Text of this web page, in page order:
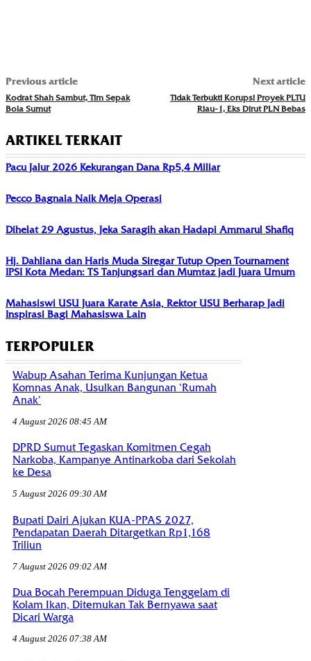
Previous article
Kodrat Shah Sambut, Tim Sepak
Bola Sumut
Next article
Tidak Terbukti Korupsi Proyek PLTU
Riau-1, Eks Dirut PLN Bebas
ARTIKEL TERKAIT
Pacu Jalur 2026 Kekurangan Dana Rp5,4 Miliar
Pecco Bagnaia Naik Meja Operasi
Dihelat 29 Agustus, Jeka Saragih akan Hadapi Ammarul Shafiq
Hj. Dahliana dan Haris Muda Siregar Tutup Open Tournament
IPSI Kota Medan: TS Tanjungsari dan Mumtaz jadi Juara Umum
Mahasiswi USU Juara Karate Asia, Rektor USU Berharap Jadi
Inspirasi Bagi Mahasiswa Lain
TERPOPULER
Wabup Asahan Terima Kunjungan Ketua
Komnas Anak, Usulkan Bangunan ‘Rumah
Anak’
4 August 2026 08:45 AM
DPRD Sumut Tegaskan Komitmen Cegah
Narkoba, Kampanye Antinarkoba dari Sekolah
ke Desa
5 August 2026 09:30 AM
Bupati Dairi Ajukan KUA-PPAS 2027,
Pendapatan Daerah Ditargetkan Rp1,168
Triliun
7 August 2026 09:02 AM
Dua Bocah Perempuan Diduga Tenggelam di
Kolam Ikan, Ditemukan Tak Bernyawa saat
Dicari Warga
4 August 2026 07:38 AM